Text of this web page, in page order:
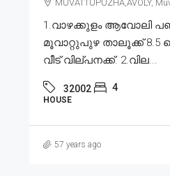
MUVATTUPUZHA,AVOLY,
1.വാഴക്കുളം ആവോലി
മൂവാറ്റുപുഴ താലൂക്ക് 8.5
വീട് വില്പനക്ക്. 2.വില...
32002 4
HOUSE
57 years ago